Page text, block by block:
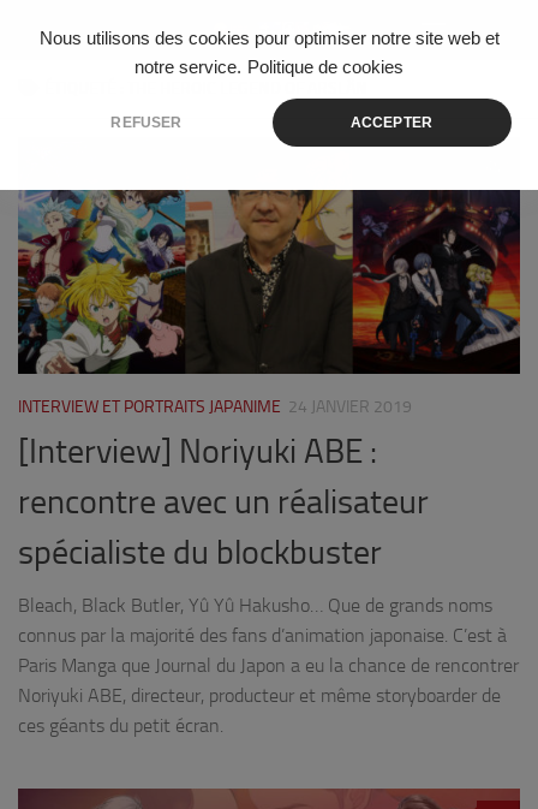
Nous utilisons des cookies pour optimiser notre site web et
notre service. Politique de cookies
REFUSER ACCEPTER
Skip to content
INTERVIEW ET PORTRAITS JAPANIME 24 JANVIER 2019
[Interview] Noriyuki ABE :
rencontre avec un réalisateur
spécialiste du blockbuster
Bleach, Black Butler, Yû Yû Hakusho… Que de grands noms
connus par la majorité des fans d’animation japonaise. C’est à
Paris Manga que Journal du Japon a eu la chance de rencontrer
Noriyuki ABE, directeur, producteur et même storyboarder de
ces géants du petit écran.